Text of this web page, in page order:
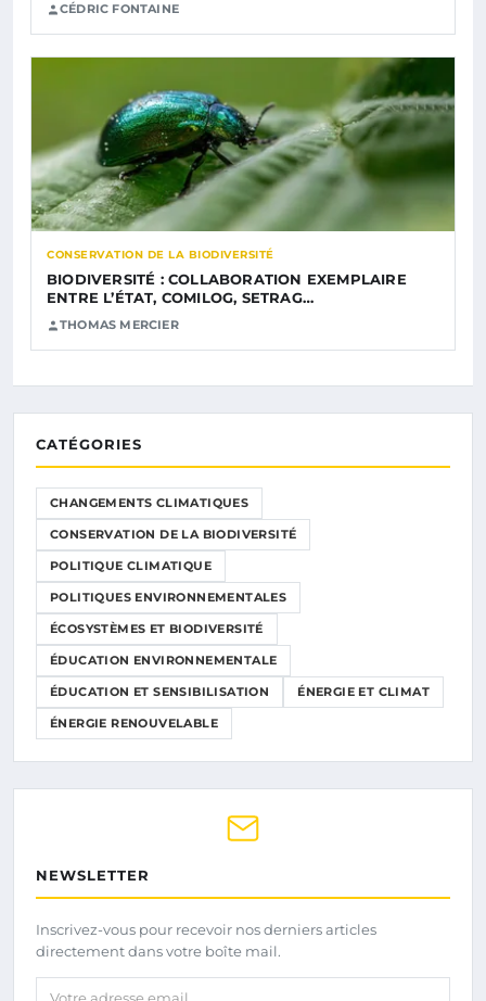
CÉDRIC FONTAINE
CONSERVATION DE LA BIODIVERSITÉ
BIODIVERSITÉ : COLLABORATION EXEMPLAIRE
ENTRE L’ÉTAT, COMILOG, SETRAG…
THOMAS MERCIER
CATÉGORIES
CHANGEMENTS CLIMATIQUES
CONSERVATION DE LA BIODIVERSITÉ
POLITIQUE CLIMATIQUE
POLITIQUES ENVIRONNEMENTALES
ÉCOSYSTÈMES ET BIODIVERSITÉ
ÉDUCATION ENVIRONNEMENTALE
ÉDUCATION ET SENSIBILISATION ÉNERGIE ET CLIMAT
ÉNERGIE RENOUVELABLE
NEWSLETTER
Inscrivez-vous pour recevoir nos derniers articles
directement dans votre boîte mail.
Votre adresse email